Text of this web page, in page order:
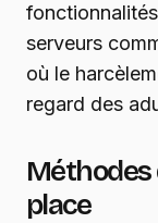
serveurs
où le
regard des
Méthodes
place